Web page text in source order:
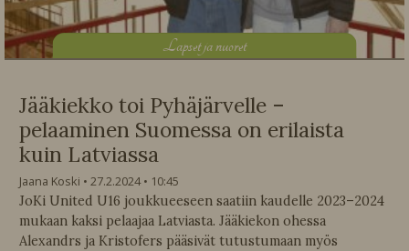
Lapset ja nuoret
Jääkiekko toi Pyhäjärvelle –
pelaaminen Suomessa on erilaista
kuin Latviassa
Jaana Koski 27.2.2024
10:45
JoKi United U16 joukkueeseen saatiin kaudelle 2023–2024
mukaan kaksi pelaajaa Latviasta. Jääkiekon ohessa
Alexandrs ja Kristofers pääsivät tutustumaan myös